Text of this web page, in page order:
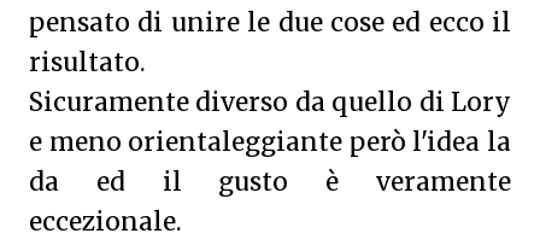
pensato di unire le due cose ed ecco il
risultato.
Sicuramente diverso da quello di Lory
e meno orientaleggiante però l'idea la
da ed il gusto è veramente
eccezionale.